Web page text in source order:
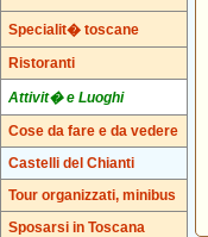
Specialit� toscane
Ristoranti
Attivit� e Luoghi
Cose da fare e da vedere
Castelli del Chianti
Tour organizzati, minibus
Sposarsi in Toscana